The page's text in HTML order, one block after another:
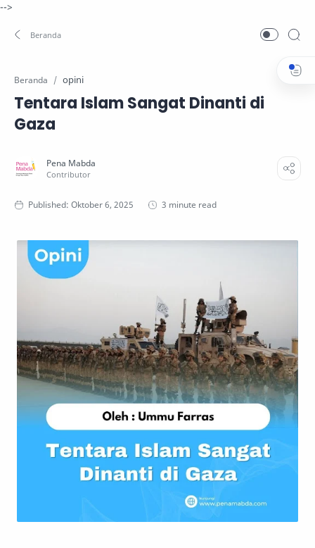
-->
Beranda opini
Tentara Islam Sangat Dinanti di
Gaza
3 minute read